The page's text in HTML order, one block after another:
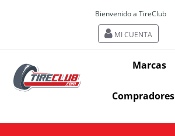
Bienvenido a TireClub
MI CUENTA
Marcas
Compradores